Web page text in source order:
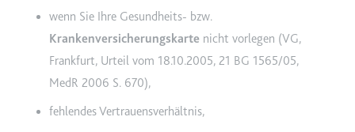
wenn Sie Ihre Gesundheits- bzw.
Krankenversicherungskarte nicht vorlegen (VG,
Frankfurt, Urteil vom 18.10.2005, 21 BG 1565/05,
MedR 2006 S. 670),
fehlendes Vertrauensverhältnis,